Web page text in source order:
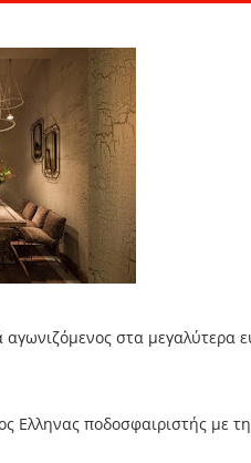
στα μεγαλύτερα
Ελληνας ποδοσφαιριστής με